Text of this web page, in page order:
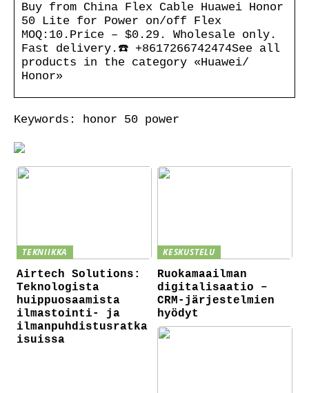
Buy from China Flex Cable Huawei Honor
50 Lite for Power on/off Flex
MOQ:10.Price – $0.29. Wholesale only.
Fast delivery.☎️ +8617266742474See all
products in the category «Huawei/
Honor»
Keywords: honor 50 power
TEKNIIKKA
Airtech Solutions:
Teknologista
huippuosaamista
ilmastointi- ja
ilmanpuhdistusratka
isuissa
KESKUSTELU
Ruokamaailman
digitalisaatio –
CRM-järjestelmien
hyödyt